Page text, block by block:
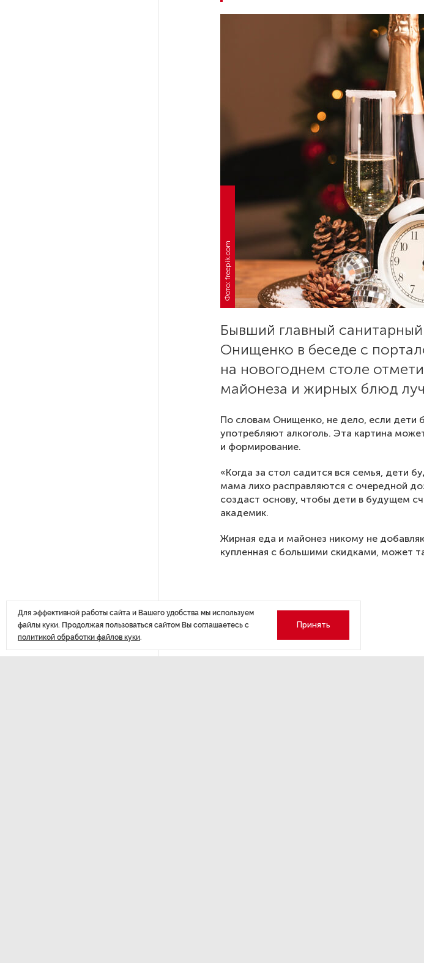
объединяющий поколения
Фото: freepik.com
Бывший главный
Онищенко в беседе с
на новогоднем столе
майонеза и жирных блюд
По словам Онищенко, не дело, если дети
употребляют алкоголь. Эта картина
и формирование.
«Когда за стол садится вся семья, дети
мама лихо расправляются с очередной
создаст основу, чтобы дети в будущем
академик.
Жирная еда и майонез никому не
купленная с большими скидками, может
Для эффективной работы сайта и Вашего удобства мы используем
файлы куки. Продолжая пользоваться сайтом Вы соглашаетесь с
политикой обработки файлов куки.
Принять